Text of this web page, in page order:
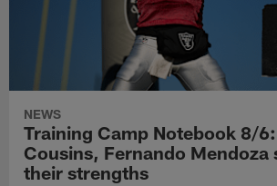
NEWS
Training Camp Notebook 8/
Cousins, Fernando Mendoza
their strengths